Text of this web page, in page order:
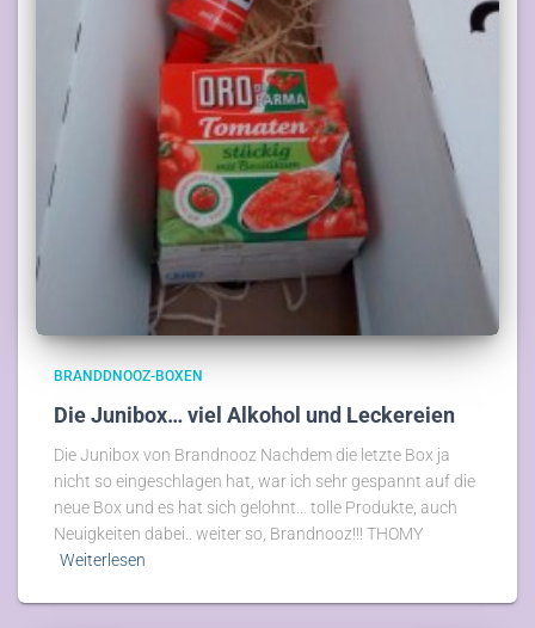
BRANDDNOOZ-BOXEN
Die Junibox… viel Alkohol und Leckereien
Die Junibox von Brandnooz Nachdem die letzte Box ja
nicht so eingeschlagen hat, war ich sehr gespannt auf die
neue Box und es hat sich gelohnt… tolle Produkte, auch
Neuigkeiten dabei.. weiter so, Brandnooz!!! THOMY
Weiterlesen